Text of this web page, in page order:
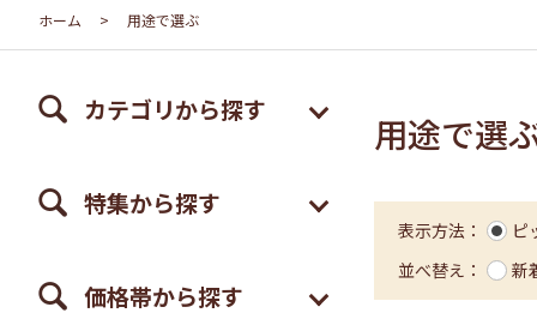
ホーム > 用途で選ぶ
カテゴリから探す
特集から探す
価格帯から探す
用途で選
表示方法：
ピ
並べ替え：
新